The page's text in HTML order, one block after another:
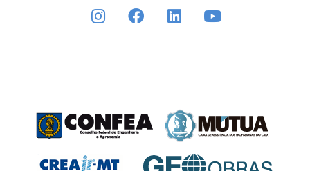
INSTAGRAMFACEBOOKLINKEDIN